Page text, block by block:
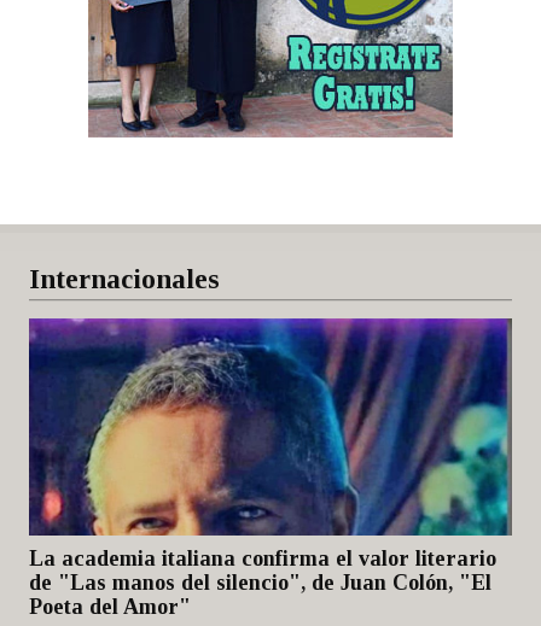
Internacionales
La academia italiana confirma el valor literario
de "Las manos del silencio", de Juan Colón, "El
Poeta del Amor"